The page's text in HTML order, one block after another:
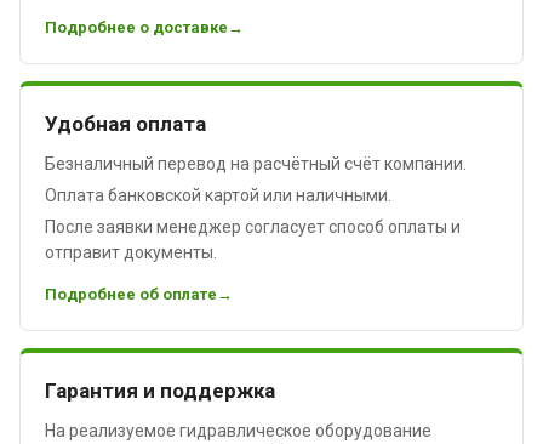
Подробнее о доставке
Удобная оплата
Безналичный перевод на расчётный счёт компании.
Оплата банковской картой или наличными.
После заявки менеджер согласует способ оплаты и
отправит документы.
Подробнее об оплате
Гарантия и поддержка
На реализуемое гидравлическое оборудование